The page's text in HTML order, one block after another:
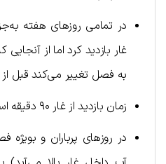
در تمامی روزهای هفته
غار بازدید کرد اما از
به فصل تغییر می‌کند قبل
زمان بازدید از غار ۹۰ دقیقه است.
در روزهای پرباران و